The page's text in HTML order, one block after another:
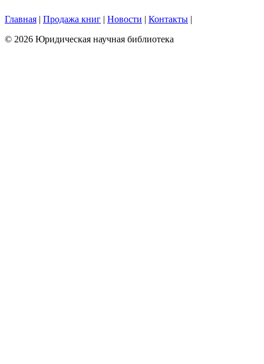
Главная | Продажа книг | Новости | Контакты |
© 2026 Юридическая научная библиотека